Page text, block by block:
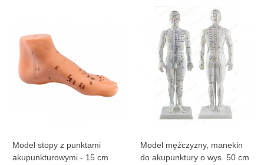
Model stopy z punktami
akupunkturowymi - 15 cm
Model mężczyzny, manekin
do akupunktury o wys. 50 cm